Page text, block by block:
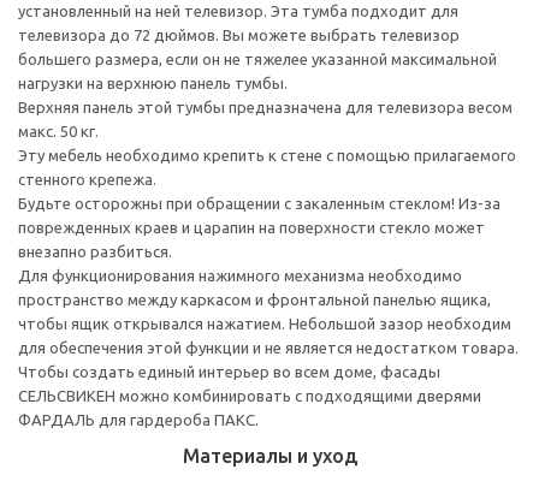
установленный на ней телевизор. Эта тумба подходит для
телевизора до 72 дюймов. Вы можете выбрать телевизор
большего размера, если он не тяжелее указанной максимальной
нагрузки на верхнюю панель тумбы.
Верхняя панель этой тумбы предназначена для телевизора весом
макс. 50 кг.
Эту мебель необходимо крепить к стене с помощью прилагаемого
стенного крепежа.
Будьте осторожны при обращении с закаленным стеклом! Из-за
поврежденных краев и царапин на поверхности стекло может
внезапно разбиться.
Для функционирования нажимного механизма необходимо
пространство между каркасом и фронтальной панелью ящика,
чтобы ящик открывался нажатием. Небольшой зазор необходим
для обеспечения этой функции и не является недостатком товара.
Чтобы создать единый интерьер во всем доме, фасады
СЕЛЬСВИКЕН можно комбинировать с подходящими дверями
ФАРДАЛЬ для гардероба ПАКС.
Материалы и уход